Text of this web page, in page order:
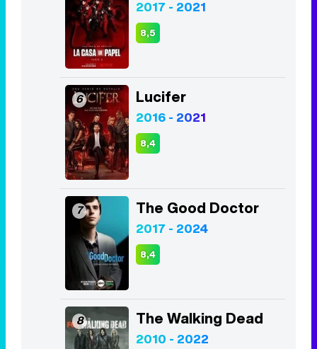
2017 - 2021
8,5
6 Lucifer
2016 - 2021
8,4
7 The Good Doctor
2017 - 2024
8,4
8 The Walking Dead
2010 - 2022